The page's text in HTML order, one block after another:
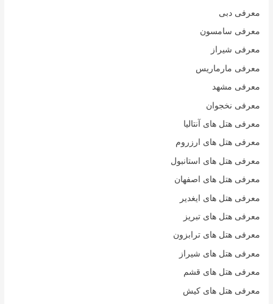
معرفی دبی
معرفی سامسون
معرفی شیراز
معرفی مارماریس
معرفی مشهد
معرفی نخجوان
معرفی هتل های آنتالیا
معرفی هتل های ارزروم
معرفی هتل های استانبول
معرفی هتل های اصفهان
معرفی هتل های ایغدیر
معرفی هتل های تبریز
معرفی هتل های ترابزون
معرفی هتل های شیراز
معرفی هتل های قشم
معرفی هتل های کیش